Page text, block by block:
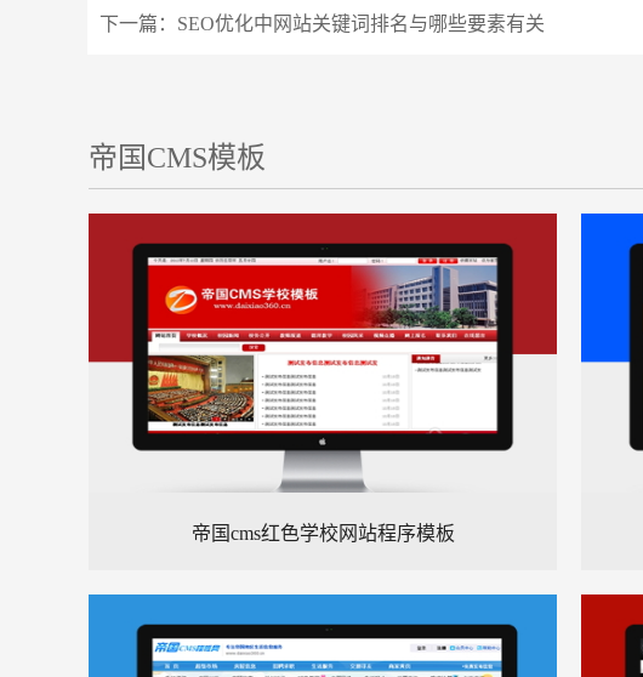
下一篇： SEO优化中网站关键词排名与哪些要素有关
帝国CMS模板
帝国cms红色学校网站程序模板